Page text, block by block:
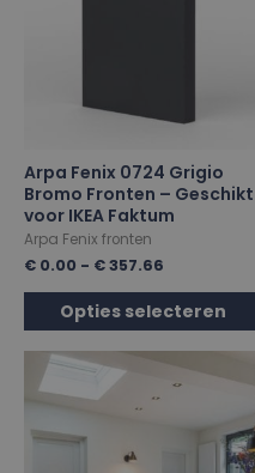
Arpa Fenix 0724 Grigio
Bromo Fronten – Geschikt
voor IKEA Faktum
Arpa Fenix fronten
€ 0.00 - €357.66
Opties selecteren